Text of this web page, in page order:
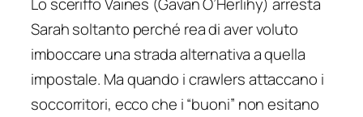
Sarah soltanto perché rea di aver voluto
imboccare una strada alternativa a quella
impostale. Ma quando i crawlers attaccano i
soccorritori, ecco che i “buoni” non esitano